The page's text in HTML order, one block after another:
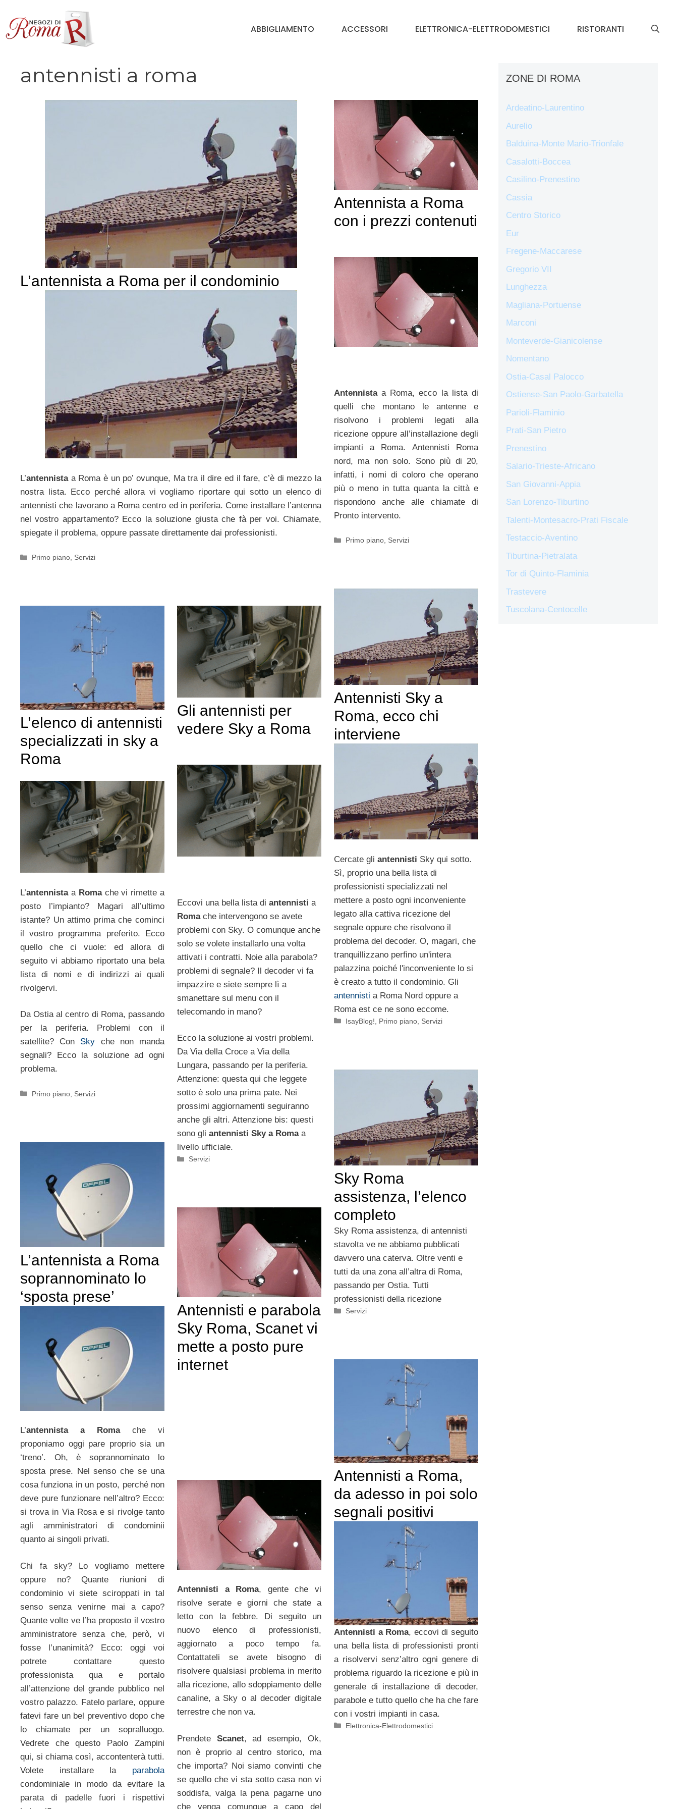
contenuto
ABBIGLIAMENTO ACCESSORI ELETTRONICA-ELETTRODOMESTICI RISTORANTI
antennisti a roma
L’antennista a Roma per il condominio
L’antennistaa Roma è un po’ ovunque, Ma tra il dire ed il fare, c’è di mezzo la
nostra lista. Ecco perché allora vi vogliamo riportare qui sotto un elenco di
antennisti che lavorano a Roma centro ed in periferia. Come installare l’antenna
nel vostro appartamento? Ecco la soluzione giusta che fà per voi. Chiamate,
spiegate il problema, oppure passate direttamente dai professionisti.
Categorie
Primo piano, Servizi
Antennista a Roma
con i prezzi contenuti
Antennistaa Roma, ecco la lista di
quelli che montano le antenne e
risolvono i problemi legati alla
ricezione oppure all’installazione degli
impianti a Roma. Antennisti Roma
nord, ma non solo. Sono più di 20,
infatti, i nomi di coloro che operano
più o meno in tutta quanta la città e
rispondono anche alle chiamate di
Pronto intervento.
Categorie
Primo piano Servizi
Antennisti Sky a
Roma, ecco chi
interviene
Cercate gli antennisti Sky qui sotto.
Sì, proprio una bella lista di
professionisti specializzati nel
mettere a posto ogni inconveniente
legato alla cattiva ricezione del
segnale oppure che risolvono il
problema del decoder. O, magari, che
tranquillizzano perfino un'intera
palazzina poiché l'inconveniente lo si
è creato a tutto il condominio. Gli
antennisti a Roma Nord oppure a
Roma est ce ne sono eccome.
Categorie
IsayBlog! Primo piano Servizi
L’elenco di antennisti
specializzati in sky a
Roma
L’antennistaa Romache vi rimette a
posto l’impianto? Magari all’ultimo
istante? Un attimo prima che cominci
il vostro programma preferito. Ecco
quello che ci vuole: ed allora di
seguito vi abbiamo riportato una bela
lista di nomi e di indirizzi ai quali
rivolgervi.
Da Ostia al centro di Roma, passando
per la periferia. Problemi con il
satellite? Con Sky che non manda
segnali? Ecco la soluzione ad ogni
problema.
Categorie
Primo piano Servizi
Gli antennisti per
vedere Sky a Roma
Eccovi una bella lista di antennisti a
Romache intervengono se avete
problemi con Sky. O comunque anche
solo se volete installarlo una volta
attivati i contratti. Noie alla parabola?
problemi di segnale? Il decoder vi fa
impazzire e siete sempre lì a
smanettare sul menu con il
telecomando in mano?
Ecco la soluzione ai vostri problemi.
Da Via della Croce a Via della
Lungara, passando per la periferia.
Attenzione: questa qui che leggete
sotto è solo una prima pate. Nei
prossimi aggiornamenti seguiranno
anche gli altri. Attenzione bis: questi
sono gli antennisti Sky a Romaa
livello ufficiale.
Categorie
Servizi
Sky Roma
assistenza, l’elenco
completo
Sky Roma assistenza, di antennisti
stavolta ve ne abbiamo pubblicati
davvero una caterva. Oltre venti e
tutti da una zona all’altra di Roma,
passando per Ostia. Tutti
professionisti della ricezione
Categorie
Servizi
L’antennista a Roma
soprannominato lo
‘sposta prese’
L’antennista a Romache vi
proponiamo oggi pare proprio sia un
‘treno’. Oh, è soprannominato lo
sposta prese. Nel senso che se una
cosa funziona in un posto, perché non
deve pure funzionare nell’altro? Ecco:
si trova in Via Rosa e si rivolge tanto
agli amministratori di condominii
quanto ai singoli privati.
Chi fa sky? Lo vogliamo mettere
oppure no? Quante riunioni di
condominio vi siete sciroppati in tal
senso senza venirne mai a capo?
Quante volte ve l’ha proposto il vostro
amministratore senza che, però, vi
fosse l’unanimità? Ecco: oggi voi
potrete contattare questo
professionista qua e portalo
all’attenzione del grande pubblico nel
vostro palazzo. Fatelo parlare, oppure
fatevi fare un bel preventivo dopo che
lo chiamate per un sopralluogo.
Vedrete che questo Paolo Zampini
qui, si chiama così, accontenterà tutti.
Volete installare la parabola
condominiale in modo da evitare la
parata di padelle fuori i rispettivi
Antennisti e parabola
Sky Roma, Scanet vi
mette a posto pure
internet
Antennisti a Roma, gente che vi
risolve serate e giorni che state a
letto con la febbre. Di seguito un
nuovo elenco di professionisti,
aggiornato a poco tempo fa.
Contattateli se avete bisogno di
risolvere qualsiasi problema in merito
alla ricezione, allo sdoppiamento delle
canaline, a Sky o al decoder digitale
terrestre che non va.
Prendete Scanet, ad esempio, Ok,
non è proprio al centro storico, ma
che importa? Noi siamo convinti che
se quello che vi sta sotto casa non vi
soddisfa, valga la pena pagarne uno
che venga comunque a capo del
Antennisti a Roma,
da adesso in poi solo
segnali positivi
Antennisti a Roma, eccovi di seguito
una bella lista di professionisti pronti
a risolvervi senz’altro ogni genere di
problema riguardo la ricezione e più in
generale di installazione di decoder,
parabole e tutto quello che ha che fare
con i vostri impianti in casa.
Categorie
Elettronica-Elettrodomestici
ZONE DI ROMA
Ardeatino-Laurentino
Aurelio
Balduina-Monte Mario-Trionfale
Casalotti-Boccea
Casilino-Prenestino
Cassia
Centro Storico
Eur
Fregene-Maccarese
Gregorio VII
Lunghezza
Magliana-Portuense
Marconi
Monteverde-Gianicolense
Nomentano
Ostia-Casal Palocco
Ostiense-San Paolo-Garbatella
Parioli-Flaminio
Prati-San Pietro
Prenestino
Salario-Trieste-Africano
San Giovanni-Appia
San Lorenzo-Tiburtino
Talenti-Montesacro-Prati Fiscale
Testaccio-Aventino
Tiburtina-Pietralata
Tor di Quinto-Flaminia
Trastevere
Tuscolana-Centocelle